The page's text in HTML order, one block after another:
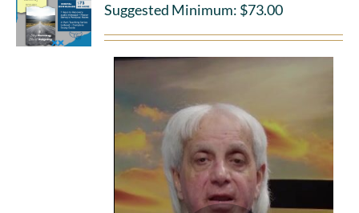
Suggested Minimum: $73.00